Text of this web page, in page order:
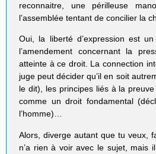
reconnaitre, une périlleuse
l’assemblée tentant de concilier la
Oui, la liberté d’expression est
l’amendement concernant la
atteinte à ce droit. La connection
juge peut décider qu’il en soit
le dit), les principes liés à la
comme un droit fondamental
l’homme)…
Alors, diverge autant que tu veux,
n’a rien à voir avec le sujet, mais